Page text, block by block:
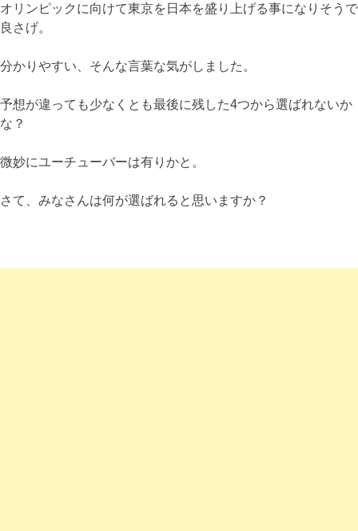
オリンピックに向けて東京を日本を盛り上げる事になりそうで
良さげ。
分かりやすい、そんな言葉な気がしました。
予想が違っても少なくとも最後に残した4つから選ばれないか
な？
微妙にユーチューバーは有りかと。
さて、みなさんは何が選ばれると思いますか？